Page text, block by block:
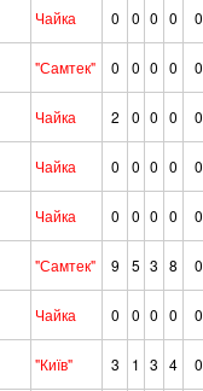
Чайка 0 0 0 0
0
"Самтек" 0 0 0 0
0
Чайка 2 0 0 0
0
Чайка 0 0 0 0
0
Чайка 0 0 0 0
0
"Самтек" 9 5 3 8
0
Чайка 0 0 0 0
0
"Київ" 3 1 3 4
0